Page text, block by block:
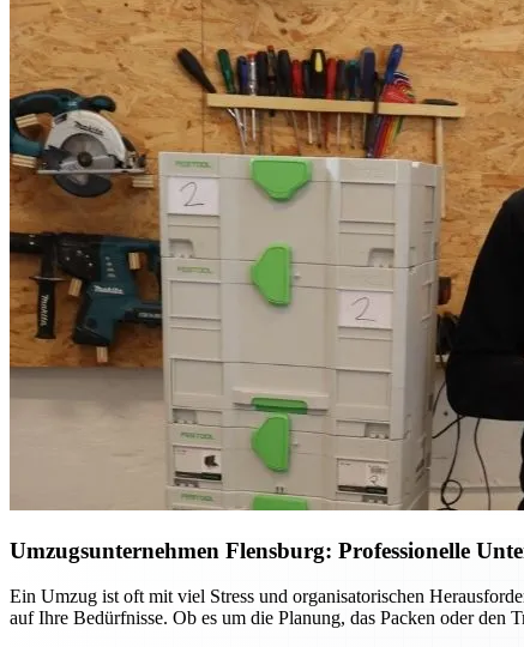
Umzugsunternehmen Flensburg: Professionelle
Ein Umzug ist oft mit viel Stress und organisatorischen
auf Ihre Bedürfnisse. Ob es um die Planung, das Packen oder den